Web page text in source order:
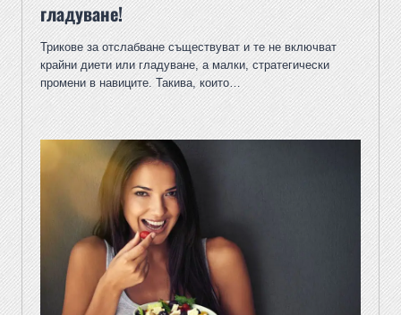
гладуване!
Трикове за отслабване съществуват и те не включват
крайни диети или гладуване, а малки, стратегически
промени в навиците. Такива, които…